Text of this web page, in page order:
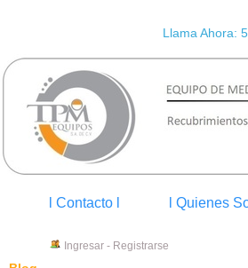
Llama Ahora:
l Contacto l l Quienes
Ingresar - Registrarse